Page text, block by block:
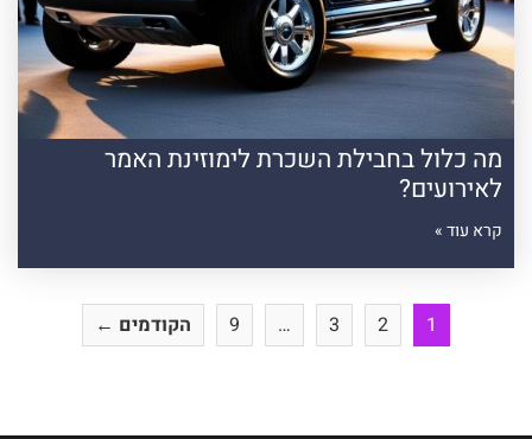
מה כלול בחבילת השכרת לימוזינת האמר
לאירועים?
קרא עוד »
1
2
3
…
9 הקודמים ←